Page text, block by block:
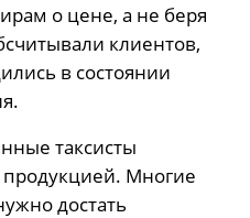
о цене, а не беря
клиентов,
в состоянии
таксисты
продукцией. Многие
достать